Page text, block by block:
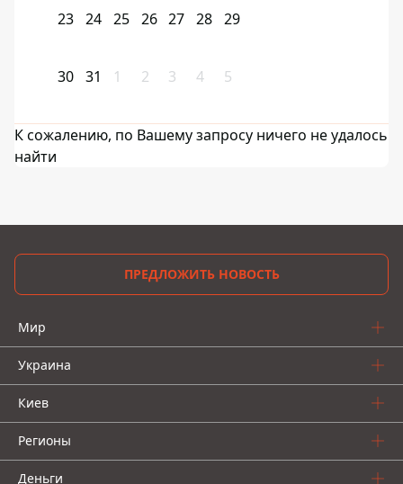
23 24 25 26 27 28 29
30 31 1 2 3 4 5
К сожалению, по Вашему запросу ничего не удалось
найти
ПРЕДЛОЖИТЬ НОВОСТЬ
Мир
Украина
Киев
Регионы
Деньги